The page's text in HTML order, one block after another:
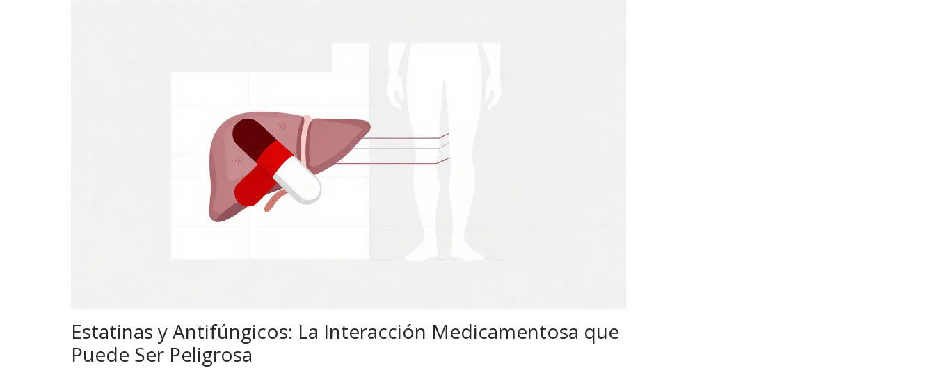
Estatinas y Antifúngicos: La Interacción Medicamentosa que
Puede Ser Peligrosa